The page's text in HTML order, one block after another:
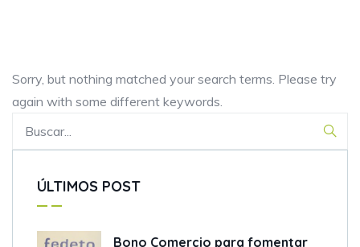
Sorry, but nothing matched your search terms. Please try
again with some different keywords.
ÚLTIMOS POST
Bono Comercio para fomentar